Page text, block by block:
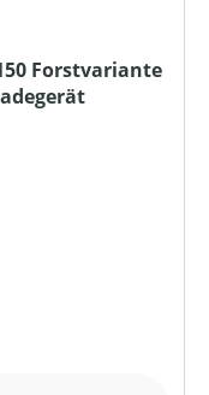
Forstvariante